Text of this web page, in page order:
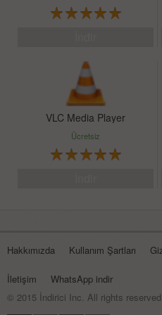
VLC Media Player
Ücretsiz
Hakkımızda Kullanım Şartları
İletişim
WhatsApp indir
© 2015 İndirici Inc. All rights